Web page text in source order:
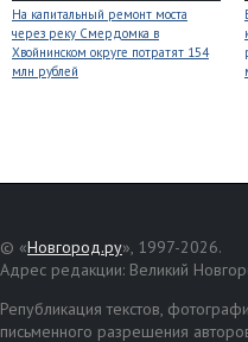
На капитальный ремонт моста
через реку Смердомка в
Хвойнинском округе потратят 154
млн рублей
© «Новгород.ру», 1997-2026.
Адрес редакции: Великий
Републикация текстов,
письменного разрешения